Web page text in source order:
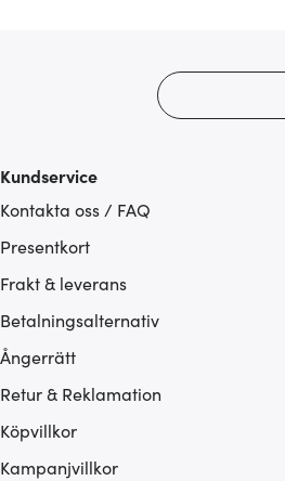
Kundservice
Kontakta oss / FAQ
Presentkort
Frakt & leverans
Betalningsalternativ
Ångerrätt
Retur & Reklamation
Köpvillkor
Kampanjvillkor